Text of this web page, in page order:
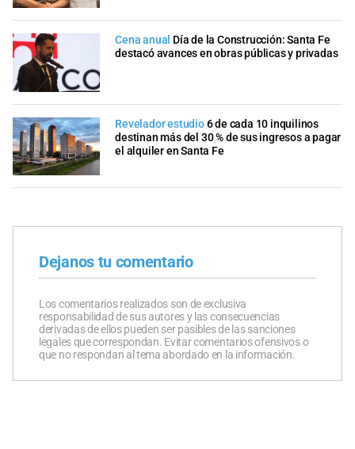
Cena anual Día de la Construcción: Santa Fe
destacó avances en obras públicas y privadas
Revelador estudio6 de cada 10 inquilinos
destinan más del 30 % de sus ingresos a pagar
el alquiler en Santa Fe
Dejanos tu comentario
Los comentarios realizados son de exclusiva
responsabilidad de sus autores y las consecuencias
derivadas de ellos pueden ser pasibles de las sanciones
legales que correspondan. Evitar comentarios ofensivos o
que no respondan al tema abordado en la información.